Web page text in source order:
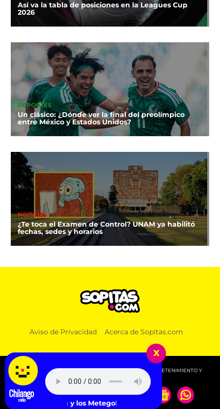
Así va la tabla de posiciones en la Leagues Cup
2026
DEPORTES
Un clásico: ¿Dónde ver la final del preolímpico
entre México y Estados Unidos?
NOTICIAS
¿Te toca el Examen de Control? UNAM ya habilitó
fechas, sedes y horarios
Estados Unidos retoma parcialmente la compra de
Aviso de Privacidad Acerca de Sopitas.com
© 2026 SOPITAS.COM - MÚSICA, NOTICIAS, DEPORTES, ENTRETENIMIENTO Y
MÁS!.
x
Feat. Mora y los Metegoles - Sleeves Touch My Elbows